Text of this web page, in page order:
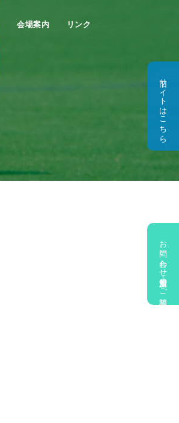
会場案内 リンク
お問い合わせ・新規加盟のご相談
旧サイトはこちら